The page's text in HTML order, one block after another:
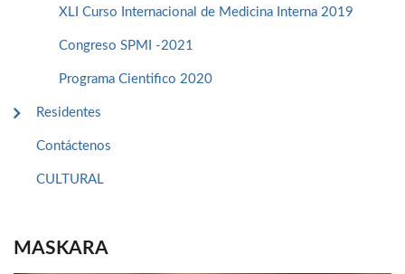
XLI Curso Internacional de Medicina Interna 2019
Congreso SPMI -2021
Programa Cientifico 2020
Residentes
Contáctenos
CULTURAL
MASKARA